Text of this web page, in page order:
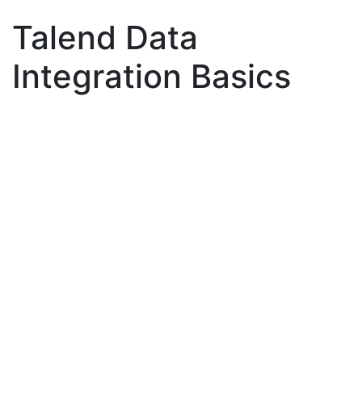
Talend Data
Integration Basics